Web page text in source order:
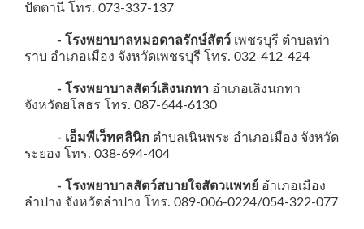
ปัตตานี โทร. 073-337-137
- โรงพยาบาลหมอดาลรักษ์สัตว์ เพชรบุรี ตำบลท่า
ราบ อำเภอเมือง จังหวัดเพชรบุรี โทร. 032-412-424
- โรงพยาบาลสัตว์เลิงนกทา อำเภอเลิงนกทา
จังหวัดยโสธร โทร. 087-644-6130
- เอ็มพีเว็ทคลินิก ตำบลเนินพระ อำเภอเมือง จังหวัด
ระยอง โทร. 038-694-404
- โรงพยาบาลสัตว์สบายใจสัตวแพทย์ อำเภอเมือง
ลำปาง จังหวัดลำปาง โทร. 089-006-0224/054-322-077